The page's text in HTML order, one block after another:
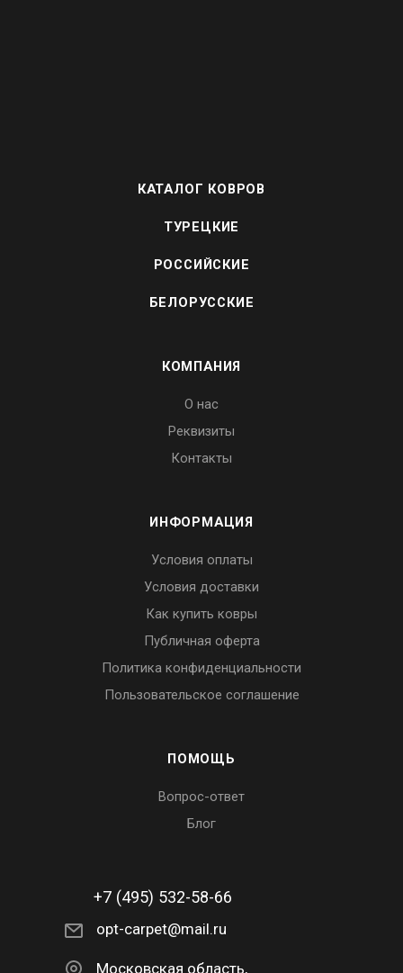
КАТАЛОГ КОВРОВ
ТУРЕЦКИЕ
РОССИЙСКИЕ
БЕЛОРУССКИЕ
КОМПАНИЯ
О нас
Реквизиты
Контакты
ИНФОРМАЦИЯ
Условия оплаты
Условия доставки
Как купить ковры
Публичная оферта
Политика конфиденциальности
Пользовательское соглашение
ПОМОЩЬ
Вопрос-ответ
Блог
+7 (495) 532-58-66
opt-carpet@mail.ru
Московская область,